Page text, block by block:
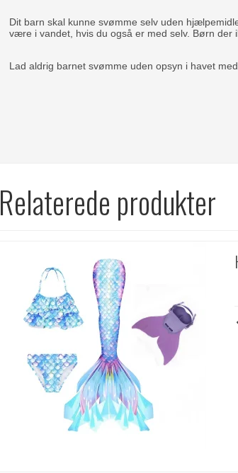
Dit barn skal kunne svømme selv uden
være i vandet, hvis du også er med selv. Børn
Lad aldrig barnet svømme uden opsyn i havet
Relaterede produkter